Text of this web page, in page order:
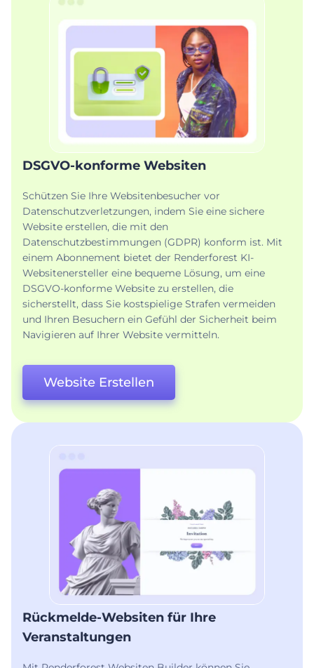
DSGVO-konforme Websiten
Schützen Sie Ihre Websitenbesucher vor
Datenschutzverletzungen, indem Sie eine sichere
Website erstellen, die mit den
Datenschutzbestimmungen (GDPR) konform ist. Mit
einem Abonnement bietet der Renderforest KI-
Websitenersteller eine bequeme Lösung, um eine
DSGVO-konforme Website zu erstellen, die
sicherstellt, dass Sie kostspielige Strafen vermeiden
und Ihren Besuchern ein Gefühl der Sicherheit beim
Navigieren auf Ihrer Website vermitteln.
Website Erstellen
Rückmelde-Websiten für Ihre
Veranstaltungen